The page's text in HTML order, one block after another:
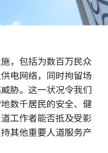
，包括为数百万民众
电网络，同时拘留场
胁。这一状况令我们
数千居民的安全、健
工作者能否抵及受影
其他重要人道服务产